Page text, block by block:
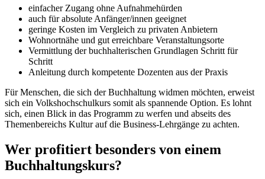
einfacher Zugang ohne Aufnahmehürden
auch für absolute Anfänger/innen geeignet
geringe Kosten im Vergleich zu privaten Anbietern
Wohnortnähe und gut erreichbare Veranstaltungsorte
Vermittlung der buchhalterischen Grundlagen Schritt für
Schritt
Anleitung durch kompetente Dozenten aus der Praxis
Für Menschen, die sich der Buchhaltung widmen möchten, erweist
sich ein Volkshochschulkurs somit als spannende Option. Es lohnt
sich, einen Blick in das Programm zu werfen und abseits des
Themenbereichs Kultur auf die Business-Lehrgänge zu achten.
Wer profitiert besonders von einem
Buchhaltungskurs?